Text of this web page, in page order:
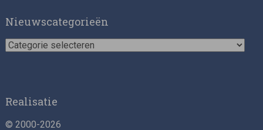
Nieuwscategorieën
Nieuwscategorieën
Realisatie
© 2000-2026